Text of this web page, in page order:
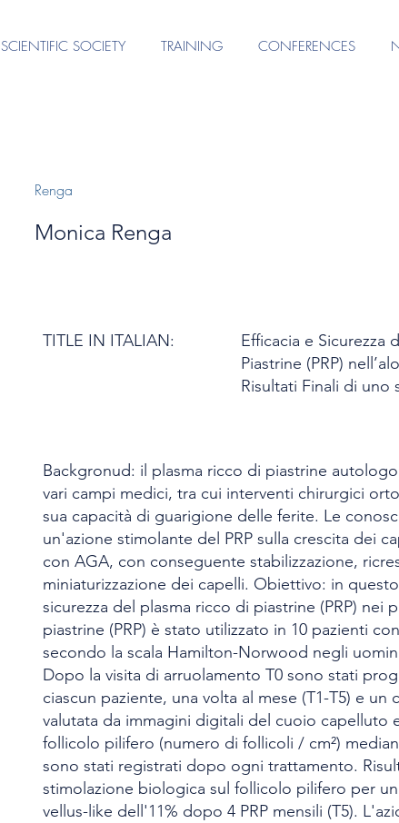
SCIENTIFIC SOCIETY TRAINING CONFERENCES
Renga
Monica Renga
TITLE IN ITALIAN:
Efficacia e Sicurezza
Piastrine (PRP)
Risultati Finali di uno
Backgronud: il plasma ricco di piastrine
vari campi medici, tra cui interventi chirurgici
sua capacità di guarigione delle ferite. Le
un'azione stimolante del PRP sulla crescita dei
con AGA, con conseguente stabilizzazione,
miniaturizzazione dei capelli. Obiettivo: in
sicurezza del plasma ricco di piastrine (PRP)
piastrine (PRP) è stato utilizzato in 10 pazienti
secondo la scala Hamilton-Norwood negli
Dopo la visita di arruolamento T0 sono stati
ciascun paziente, una volta al mese (T1-T5) e
valutata da immagini digitali del cuoio capelluto
follicolo pilifero (numero di follicoli / cm²)
sono stati registrati dopo ogni trattamento.
stimolazione biologica sul follicolo pilifero per
vellus-like dell'11% dopo 4 PRP mensili (T5).